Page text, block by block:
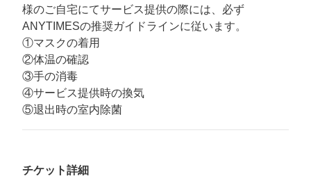
様のご自宅にてサービス提供の際には、必ず
ANYTIMESの推奨ガイドラインに従います。
①マスクの着用
②体温の確認
③手の消毒
④サービス提供時の換気
⑤退出時の室内除菌
チケット詳細